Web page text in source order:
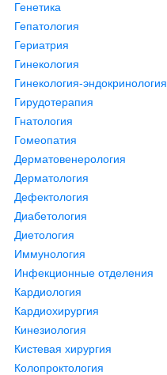
Генетика
Гепатология
Гериатрия
Гинекология
Гинекология-эндокринология
Гирудотерапия
Гнатология
Гомеопатия
Дерматовенерология
Дерматология
Дефектология
Диабетология
Диетология
Иммунология
Инфекционные отделения
Кардиология
Кардиохирургия
Кинезиология
Кистевая хирургия
Колопроктология